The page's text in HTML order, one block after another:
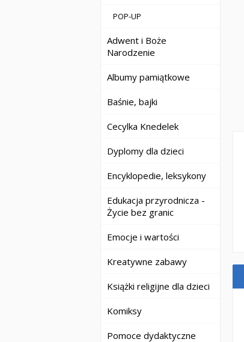
POP-UP
Adwent i Boże
Narodzenie
Albumy pamiątkowe
Baśnie, bajki
Cecylka Knedelek
Dyplomy dla dzieci
Encyklopedie, leksykony
Edukacja przyrodnicza -
Życie bez granic
Emocje i wartości
Kreatywne zabawy
Książki religijne dla dzieci
Komiksy
Pomoce dydaktyczne